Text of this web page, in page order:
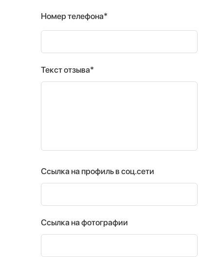
Номер телефона*
Текст отзыва*
Ссылка на профиль в соц.сети
Ссылка на фотографии